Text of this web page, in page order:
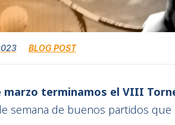
BLOG POST
marzo terminamos el VIII
semana de buenos partidos